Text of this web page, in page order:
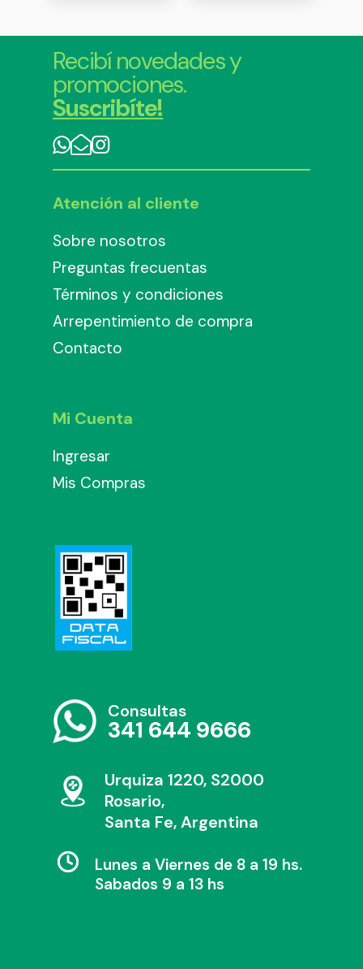
Recibí novedades y
promociones.
Suscribíte!
Atención al cliente
Sobre nosotros
Preguntas frecuentas
Términos y condiciones
Arrepentimiento de compra
Contacto
Mi Cuenta
Ingresar
Mis Compras
Consultas
341 644 9666
Urquiza 1220, S2000
Rosario,
Santa Fe, Argentina
Lunes a Viernes de 8 a 19 hs.
Sabados 9 a 13 hs